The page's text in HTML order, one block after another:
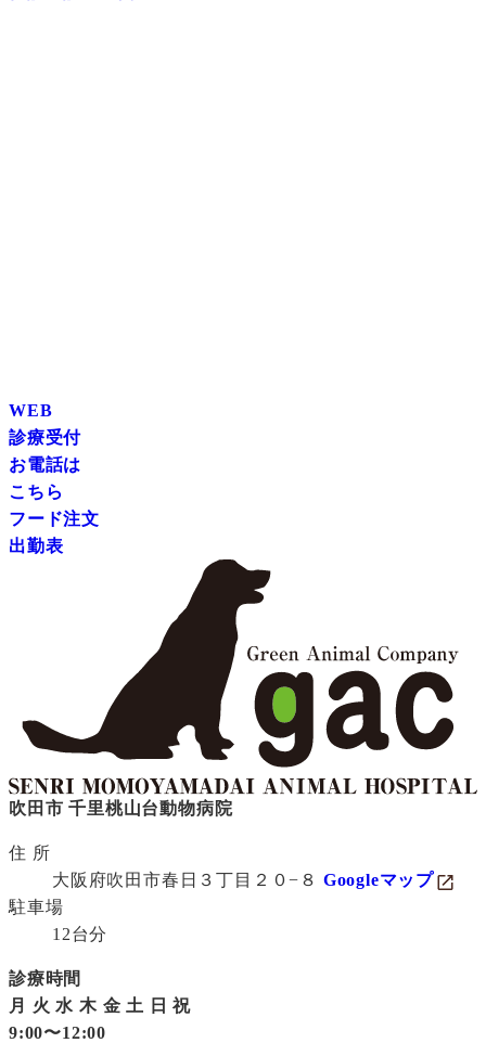
WEB
診療受付
お電話は
こちら
フード注文
出勤表
吹田市 千里桃山台動物病院
住 所
大阪府吹田市春日３丁目２０−８ Googleマップ
駐車場
12台分
診療時間
月
火 水 木 金 土 日 祝
9:00〜12:00